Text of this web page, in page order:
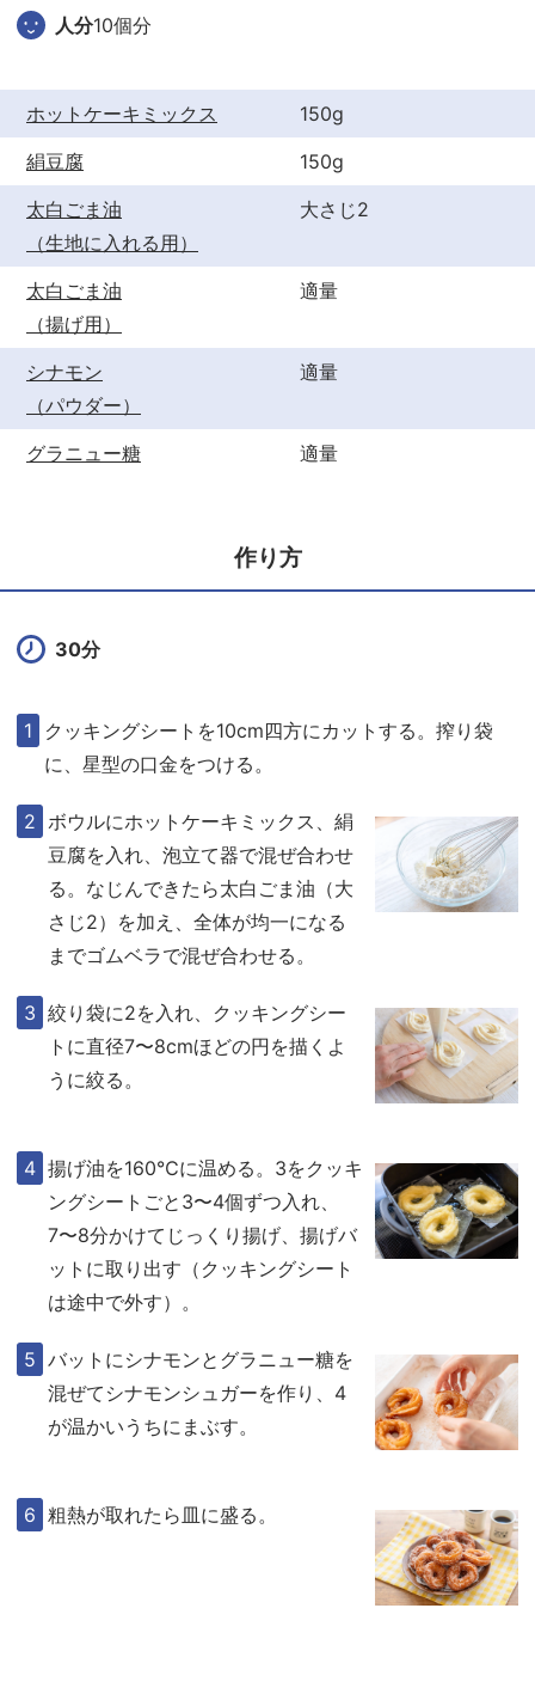
o
人分10個分
ホットケーキミックス
150g
絹豆腐
150g
太白ごま油
（生地に入れる用）
大さじ2
太白ごま油
（揚げ用）
適量
シナモン
（パウダー）
適量
グラニュー糖 適量
作り方
30分
クッキングシートを10cm四方にカットする。搾り袋
に、星型の口金をつける。
ボウルにホットケーキミックス、絹
豆腐を入れ、泡立て器で混ぜ合わせ
る。なじんできたら太白ごま油（大
さじ2）を加え、全体が均一になる
までゴムベラで混ぜ合わせる。
絞り袋に2を入れ、クッキングシー
トに直径7〜8cmほどの円を描くよ
うに絞る。
揚げ油を160℃に温める。3をクッキ
ングシートごと3〜4個ずつ入れ、
7〜8分かけてじっくり揚げ、揚げバ
ットに取り出す（クッキングシート
は途中で外す）。
バットにシナモンとグラニュー糖を
混ぜてシナモンシュガーを作り、4
が温かいうちにまぶす。
粗熱が取れたら皿に盛る。